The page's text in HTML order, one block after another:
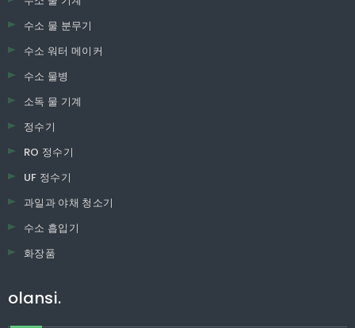
수소 물 분무기
수소 워터 메이커
수소 물병
소독 물 기계
정수기
RO 정수기
UF 정수기
과일과 야채 청소기
수소 흡입기
화장품
olansi.